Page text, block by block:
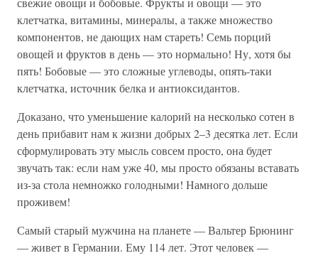
клетчатка, витамины, минералы, а также множество
компонентов, не дающих нам стареть! Семь порций
овощей и фруктов в день — это нормально! Ну, хотя бы
пять! Бобовые — это сложные углеводы, опять-таки
клетчатка, источник белка и антиоксидантов.
Доказано, что уменьшение калорий на несколько сотен в
день прибавит нам к жизни добрых 2–3 десятка лет. Если
сформулировать эту мысль совсем просто, она будет
звучать так: если нам уже 40, мы просто обязаны вставать
из-за стола немножко голодными! Намного дольше
проживем!
Самый старый мужчина на планете — Вальтер Брюнинг
— живет в Германии. Ему 114 лет. Этот человек —